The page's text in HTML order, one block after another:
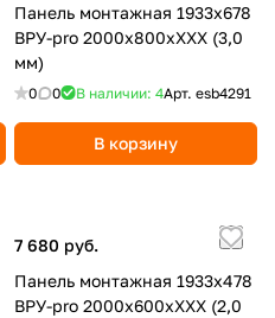
Панель монтажная 1933х678
ВРУ-pro 2000х800хХХХ (3,0
мм)
0 0 В наличии: 4Арт. esb4291
В корзину
7 680 руб.
Панель монтажная 1933х478
ВРУ-pro 2000х600хХХХ (2,0